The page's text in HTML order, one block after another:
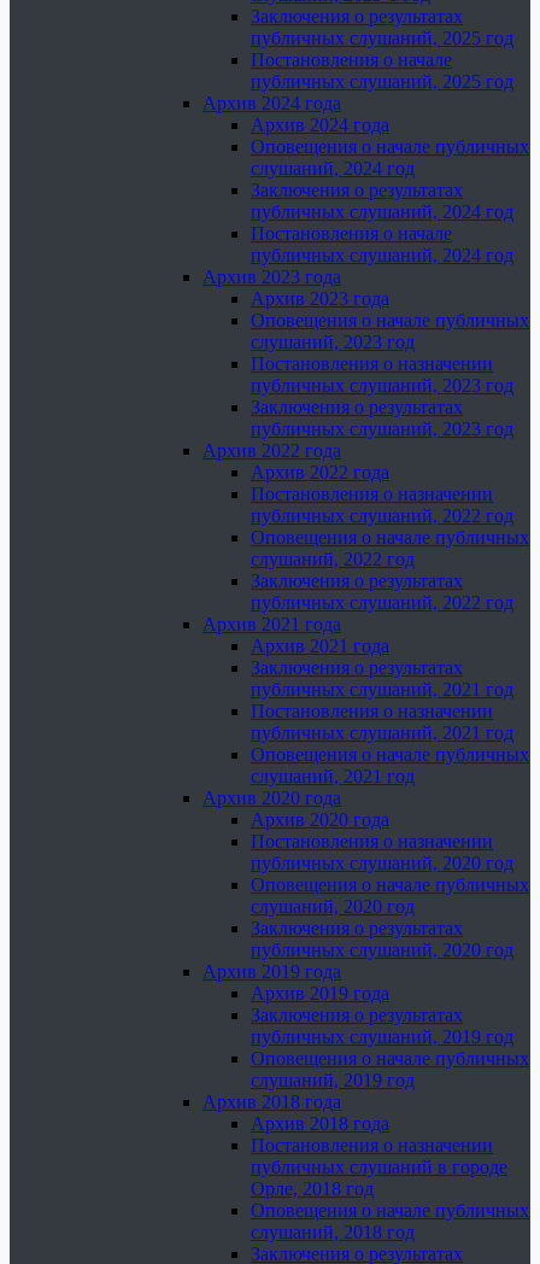
Заключения о результатах
публичных слушаний, 2025 год
Постановления о начале
публичных слушаний, 2025 год
Архив 2024 года
Архив 2024 года
Оповещения о начале публичных
слушаний, 2024 год
Заключения о результатах
публичных слушаний, 2024 год
Постановления о начале
публичных слушаний, 2024 год
Архив 2023 года
Архив 2023 года
Оповещения о начале публичных
слушаний, 2023 год
Постановления о назначении
публичных слушаний, 2023 год
Заключения о результатах
публичных слушаний, 2023 год
Архив 2022 года
Архив 2022 года
Постановления о назначении
публичных слушаний, 2022 год
Оповещения о начале публичных
слушаний, 2022 год
Заключения о результатах
публичных слушаний, 2022 год
Архив 2021 года
Архив 2021 года
Заключения о результатах
публичных слушаний, 2021 год
Постановления о назначении
публичных слушаний, 2021 год
Оповещения о начале публичных
слушаний, 2021 год
Архив 2020 года
Архив 2020 года
Постановления о назначении
публичных слушаний, 2020 год
Оповещения о начале публичных
слушаний, 2020 год
Заключения о результатах
публичных слушаний, 2020 год
Архив 2019 года
Архив 2019 года
Заключения о результатах
публичных слушаний, 2019 год
Оповещения о начале публичных
слушаний, 2019 год
Архив 2018 года
Архив 2018 года
Постановления о назначении
публичных слушаний в городе
Орле, 2018 год
Оповещения о начале публичных
слушаний, 2018 год
Заключения о результатах